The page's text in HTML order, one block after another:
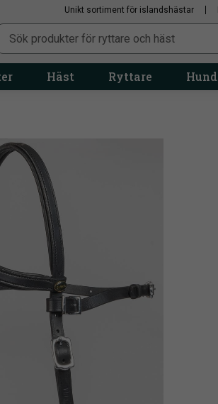
Unikt sortiment för islandshästar
Häst Ryttare Hund